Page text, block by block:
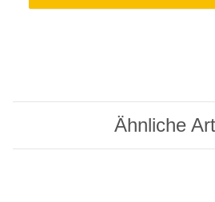
Ähnliche